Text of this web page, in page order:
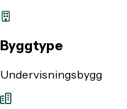
Byggtype
Undervisningsbygg